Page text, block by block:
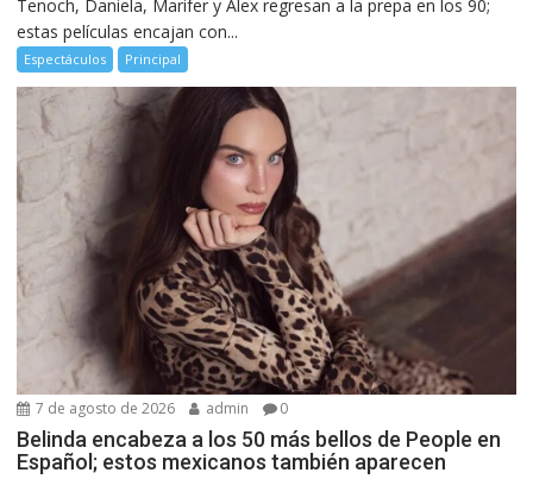
Tenoch, Daniela, Marifer y Alex regresan a la prepa en los 90;
estas películas encajan con...
Espectáculos Principal
7 de agosto de 2026 admin 0
Belinda encabeza a los 50 más bellos de People en
Español; estos mexicanos también aparecen